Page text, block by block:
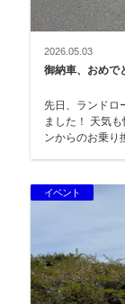
2026.05.03
御納車、おめで
先日、ランド
ました！ 天気も快晴で、良い納車日和でした！ ポルシェ マカ
ンからのお乗
イベント